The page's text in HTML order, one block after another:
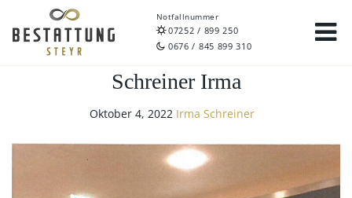
Notfallnummer
07252 / 899 250
0676 / 845 899 310
Schreiner Irma
Oktober 4, 2022 Irma Schreiner